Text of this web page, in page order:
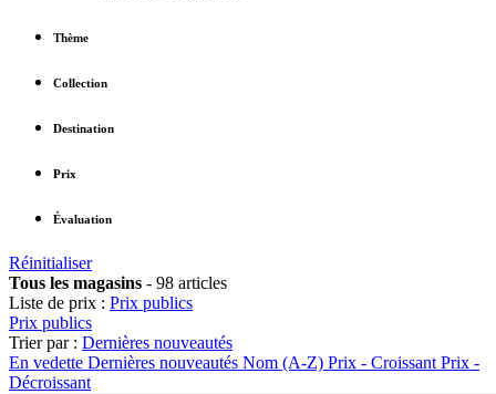
Thème
Collection
Destination
Prix
Évaluation
Réinitialiser
Tous les magasins - 98 articles
Liste de prix : Prix publics
Prix publics
Trier par : Dernières nouveautés
En vedette Dernières nouveautés Nom (A-Z) Prix - Croissant Prix -
Décroissant